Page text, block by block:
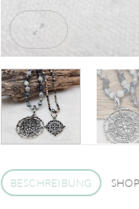
BESCHREIBUNG